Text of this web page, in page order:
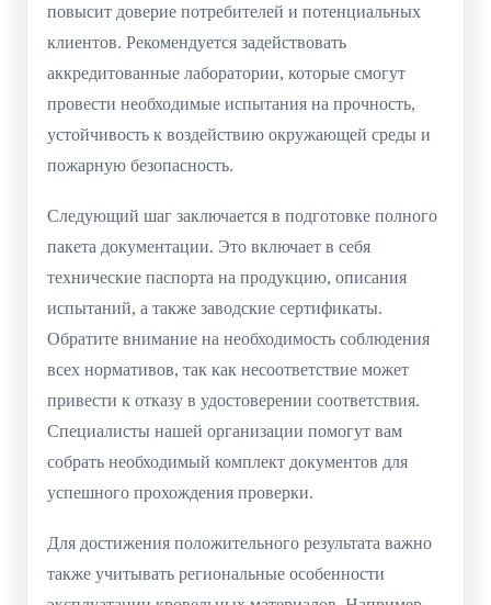
повысит доверие потребителей и потенциальных
клиентов. Рекомендуется задействовать
аккредитованные лаборатории, которые смогут
провести необходимые испытания на прочность,
устойчивость к воздействию окружающей среды и
пожарную безопасность.
Следующий шаг заключается в подготовке полного
пакета документации. Это включает в себя
технические паспорта на продукцию, описания
испытаний, а также заводские сертификаты.
Обратите внимание на необходимость соблюдения
всех нормативов, так как несоответствие может
привести к отказу в удостоверении соответствия.
Специалисты нашей организации помогут вам
собрать необходимый комплект документов для
успешного прохождения проверки.
Для достижения положительного результата важно
также учитывать региональные особенности